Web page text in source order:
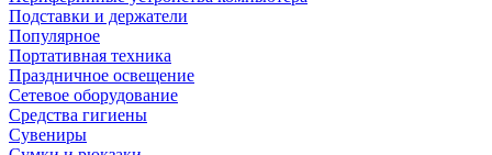
Подставки и держатели
Популярное
Портативная техника
Праздничное освещение
Сетевое оборудование
Средства гигиены
Сувениры